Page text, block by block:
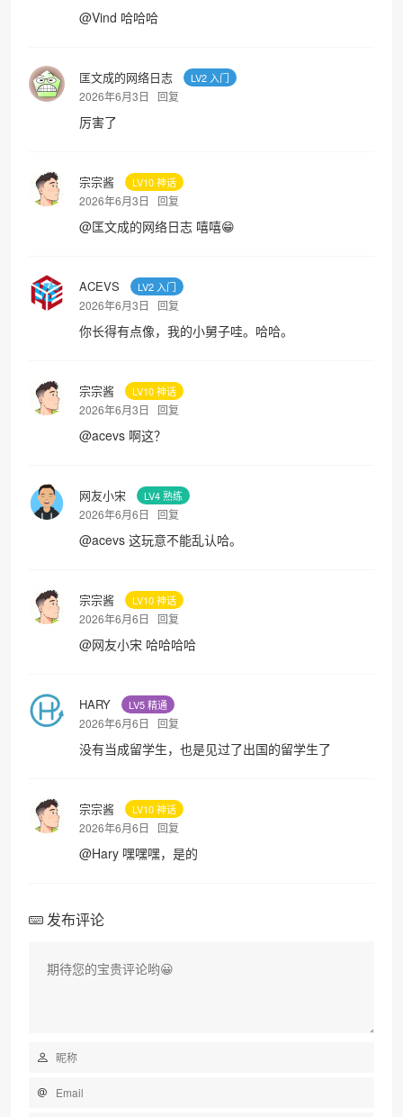
•
@Vind 哈哈哈
匡文成的网络日志 LV2 入门
2026年6月3日 回复
厉害了
宗宗酱 LV10 神话
2026年6月3日 回复
@匡文成的网络日志 嘻嘻😁
ACEVS LV2 入门
2026年6月3日 回复
你长得有点像，我的小舅子哇。哈哈。
宗宗酱 LV10 神话
2026年6月3日 回复
@acevs 啊这？
网友小宋 LV4 熟练
2026年6月6日 回复
@acevs 这玩意不能乱认哈。
宗宗酱 LV10 神话
2026年6月6日 回复
@网友小宋 哈哈哈哈
HARY LV5 精通
2026年6月6日 回复
没有当成留学生，也是见过了出国的留学生了
宗宗酱 LV10 神话
2026年6月6日 回复
@Hary 嘿嘿嘿，是的
发布评论